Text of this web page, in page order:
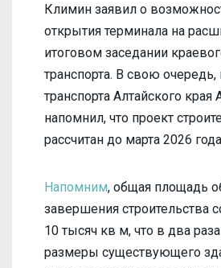
Климин заявил о
открытия терминала на
итоговом заседании
транспорта. В свою очередь,
транспорта Алтайского
напомнил, что проект
рассчитан до марта 2026
Напомним, общая площадь
завершения строительства
10 тысяч кв м, что в два
размеры существующего